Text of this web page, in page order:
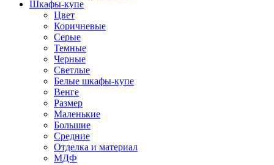
Шкафы-купе
Цвет
Коричневые
Серые
Темные
Черные
Светлые
Белые шкафы-купе
Венге
Размер
Маленькие
Большие
Средние
Отделка и материал
МДФ